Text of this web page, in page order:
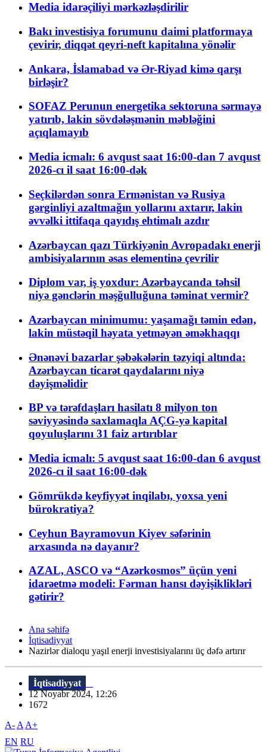
Media idarəçiliyi mərkəzləşdirilir
Bakı investisiya forumunu daimi platformaya
çevirir, diqqət qeyri-neft kapitalına yönəlir
Ankara, İslamabad və Ər-Riyad kimə qarşı
birləşir?
SOFAZ Perunun energetika sektoruna sərmayə
yatırıb, lakin sövdələşmənin məbləğini
açıqlamayıb
Media icmalı: 6 avqust saat 16:00-dan 7 avqust
2026-cı il saat 16:00-dək
Seçkilərdən sonra Ermənistan və Rusiya
gərginliyi azaltmağın yollarını axtarır, lakin
əvvəlki ittifaqa qayıdış ehtimalı azdır
Azərbaycan qazı Türkiyənin Avropadakı enerji
ambisiyalarının əsas elementinə çevrilir
Diplom var, iş yoxdur: Azərbaycanda təhsil
niyə gənclərin məşğulluğuna təminat vermir?
Azərbaycan minimumu: yaşamağı təmin edən,
lakin müstəqil həyata yetməyən əməkhaqqı
Ənənəvi bazarlar şəbəkələrin təzyiqi altında:
Azərbaycan ticarət qaydalarını niyə
dəyişməlidir
BP və tərəfdaşları hasilatı 8 milyon ton
səviyyəsində saxlamaqla AÇG-yə kapital
qoyuluşlarını 31 faiz artırıblar
Media icmalı: 5 avqust saat 16:00-dan 6 avqust
2026-cı il saat 16:00-dək
Gömrükdə keyfiyyət inqilabı, yoxsa yeni
bürokratiya?
Ceyhun Bayramovun Kiyev səfərinin
arxasında nə dayanır?
AZAL, ASCO və “Azərkosmos” üçün yeni
idarəetmə modeli: Fərman hansı dəyişiklikləri
gətirir?
Ana səhifə
İqtisadiyyat
Nazirlər dialoqu yaşıl enerji investisiyalarını üç dəfə artırır
İqtisadiyyat
12 Noyabr 2024, 12:26
1672
A- A A+
EN RU